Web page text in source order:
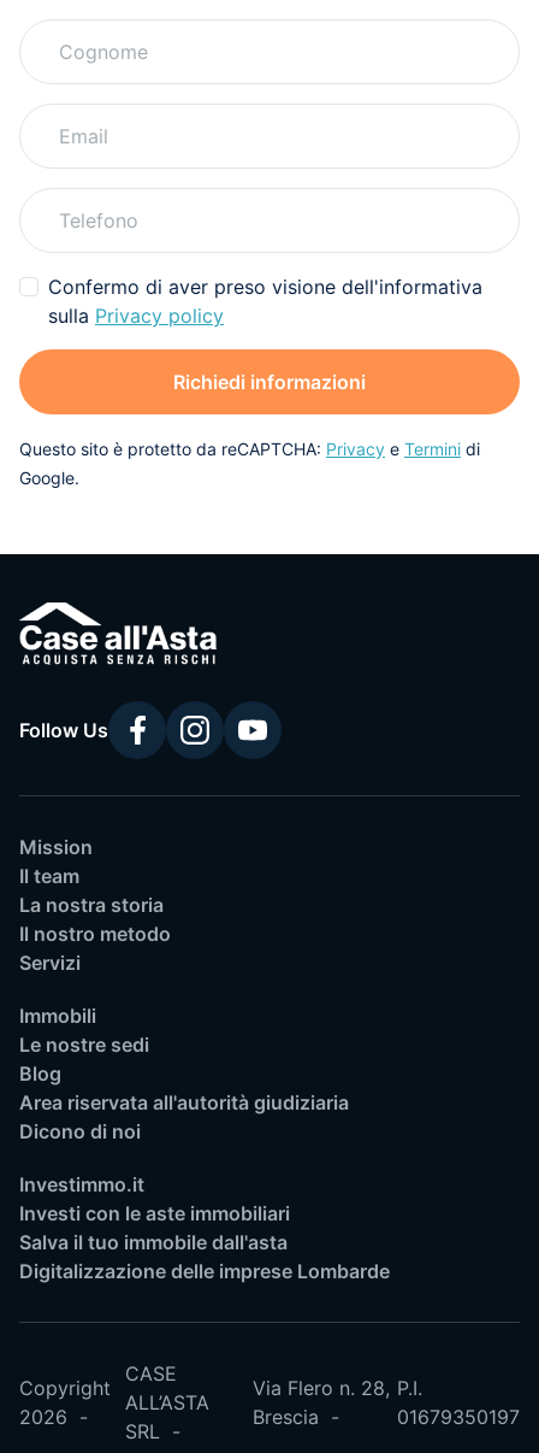
Confermo di aver preso visione dell'informativa
sulla Privacy policy
Richiedi informazioni
Questo sito è protetto da reCAPTCHA: Privacy e Termini di
Google.
Follow Us
Mission
Il team
La nostra storia
Il nostro metodo
Servizi
Immobili
Le nostre sedi
Blog
Area riservata all'autorità giudiziaria
Dicono di noi
Investimmo.it
Investi con le aste immobiliari
Salva il tuo immobile dall'asta
Digitalizzazione delle imprese Lombarde
Copyright
2026
CASE
ALL’ASTA
SRL
Via Flero n. 28,
Brescia
P.I.
01679350197